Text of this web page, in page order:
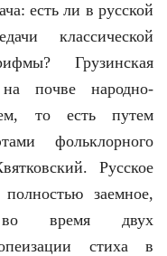
есть ли в русской
классической
Грузинская
на почве народно-
то есть путем
фольклорного
Русское
заемное,
во время двух
стиха в